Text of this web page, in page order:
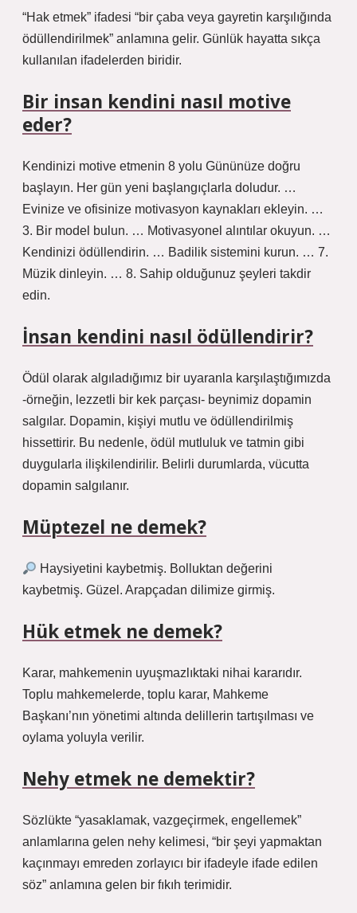
“Hak etmek” ifadesi “bir çaba veya gayretin karşılığında
ödüllendirilmek” anlamına gelir. Günlük hayatta sıkça
kullanılan ifadelerden biridir.
Bir insan kendini nasıl motive
eder?
Kendinizi motive etmenin 8 yolu Gününüze doğru
başlayın. Her gün yeni başlangıçlarla doludur. …
Evinize ve ofisinize motivasyon kaynakları ekleyin. …
3. Bir model bulun. … Motivasyonel alıntılar okuyun. …
Kendinizi ödüllendirin. … Badilik sistemini kurun. … 7.
Müzik dinleyin. … 8. Sahip olduğunuz şeyleri takdir
edin.
İnsan kendini nasıl ödüllendirir?
Ödül olarak algıladığımız bir uyaranla karşılaştığımızda
-örneğin, lezzetli bir kek parçası- beynimiz dopamin
salgılar. Dopamin, kişiyi mutlu ve ödüllendirilmiş
hissettirir. Bu nedenle, ödül mutluluk ve tatmin gibi
duygularla ilişkilendirilir. Belirli durumlarda, vücutta
dopamin salgılanır.
Müptezel ne demek?
Haysiyetini kaybetmiş. Bolluktan değerini
kaybetmiş. Güzel. Arapçadan dilimize girmiş.
Hük etmek ne demek?
Karar, mahkemenin uyuşmazlıktaki nihai kararıdır.
Toplu mahkemelerde, toplu karar, Mahkeme
Başkanı’nın yönetimi altında delillerin tartışılması ve
oylama yoluyla verilir.
Nehy etmek ne demektir?
Sözlükte “yasaklamak, vazgeçirmek, engellemek”
anlamlarına gelen nehy kelimesi, “bir şeyi yapmaktan
kaçınmayı emreden zorlayıcı bir ifadeyle ifade edilen
söz” anlamına gelen bir fıkıh terimidir.